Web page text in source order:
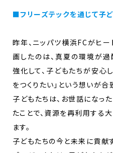
■フリーズテックを通じて子
昨年、ニッパツ横浜FCがヒ
画したのは、真夏の環境が過
強化して、子どもたちが安心
をつくりたい」という想いが合
子どもたちは、お世話になっ
たことで、資源を再利用する
ます。
子どもたちの今と未来に貢献